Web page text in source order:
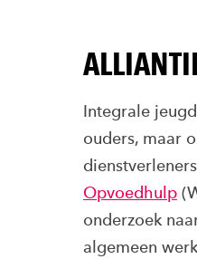
Integrale
ouders, maar
Opvoedhulp
onderzoek
algemeen